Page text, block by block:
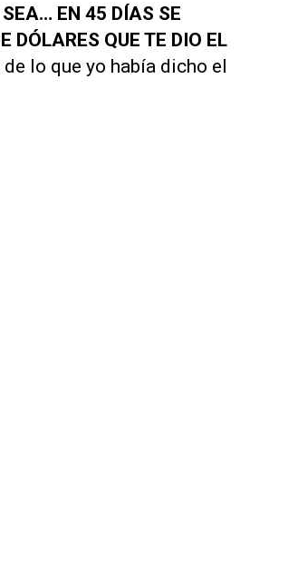
SEA… EN 45 DÍAS SE
DÓLARES QUE TE DIO EL
lo que yo había dicho el